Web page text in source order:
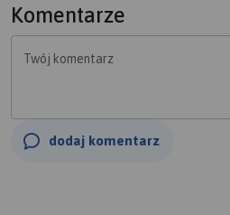
Komentarze
Twój komentarz
dodaj komentarz